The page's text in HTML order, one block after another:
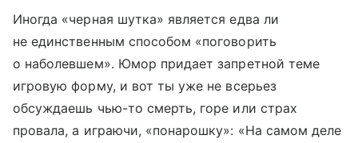
Иногда «черная шутка» является едва ли
не единственным способом «поговорить
о наболевшем». Юмор придает запретной теме
игровую форму, и вот ты уже не всерьез
обсуждаешь чью-то смерть, горе или страх
провала, а играючи, «понарошку»: «На самом деле